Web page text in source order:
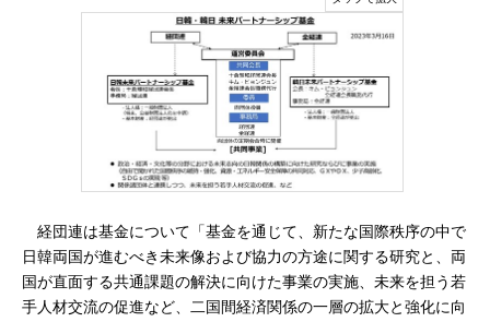
経団連は基金について「基金を通じて、新たな国際秩序の中で
日韓両国が進むべき未来像および協力の方途に関する研究と、両
国が直面する共通課題の解決に向けた事業の実施、未来を担う若
手人材交流の促進など、二国間経済関係の一層の拡大と強化に向